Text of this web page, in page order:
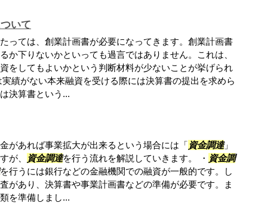
いて
っては、創業計画書が必要になってきます。創業計画書
か下りないかといっても過言ではありません。これは、
をしてもよいかという判断材料が少ないことが挙げられ
績がない本来融資を受ける際には決算書の提出を求めら
決算書という...
があれば事業拡大が出来るという場合には「資金調達」
が、
資金調達を行う流れを解説していきます。 ・ 資金調
を行うには銀行などの金融機関での融資が一般的です。し
があり、決算書や事業計画書などの準備が必要です。ま
を準備しまし...